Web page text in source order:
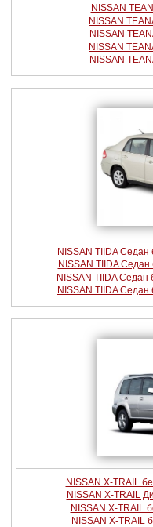
NISSAN
NISSAN
NISSAN
NISSAN
NISSAN
NISSAN TIIDA
NISSAN TIIDA
NISSAN TIIDA
NISSAN TIIDA
NISSAN X-TRAIL
NISSAN X-TRAIL
NISSAN X-TRAIL
NISSAN X-TRAIL